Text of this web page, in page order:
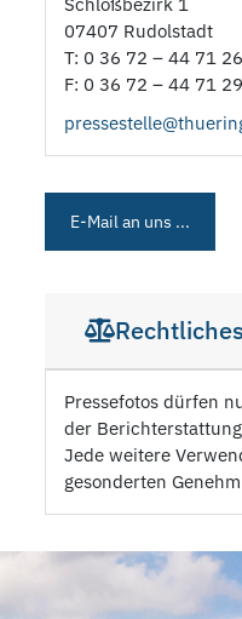
07407 Rudolstadt
T: 0 36 72 – 44 71 26
F: 0 36 72 – 44 71 29
E-Mail an uns ...
Rechtliches
Pressefotos dürfen
der
Jede weitere
gesonderten